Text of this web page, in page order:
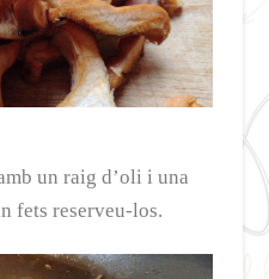
un raig d’oli i una
fets reserveu-los.